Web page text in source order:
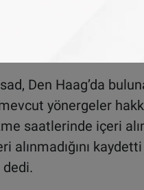
ediyoruz. Bununla
bulunuyoruz.
şeklinde ifade kullandı.
Den Haag’da
yönergeler
saatlerinde içeri
alınmadığını
dedi.